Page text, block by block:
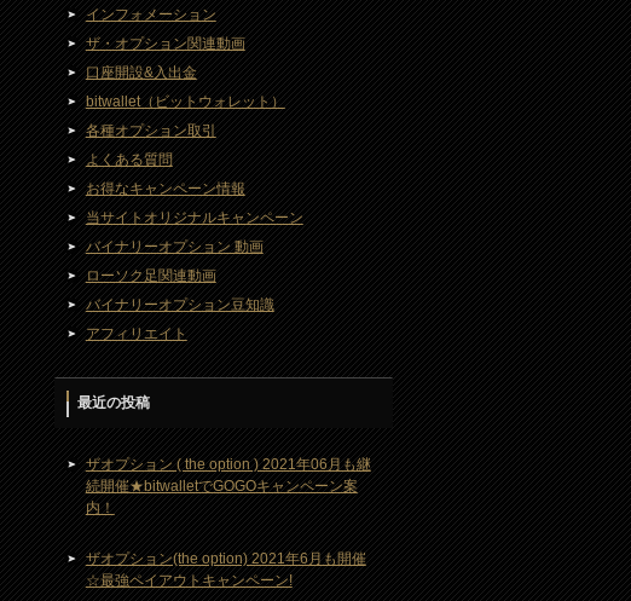
インフォメーション
ザ・オプション関連動画
口座開設&入出金
bitwallet（ビットウォレット）
各種オプション取引
よくある質問
お得なキャンペーン情報
当サイトオリジナルキャンペーン
バイナリーオプション 動画
ローソク足関連動画
バイナリーオプション豆知識
アフィリエイト
最近の投稿
ザオプション ( the option ) 2021年06月も継
続開催★bitwalletでGOGOキャンペーン案
内！
ザオプション(the option) 2021年6月も開催
☆最強ペイアウトキャンペーン!